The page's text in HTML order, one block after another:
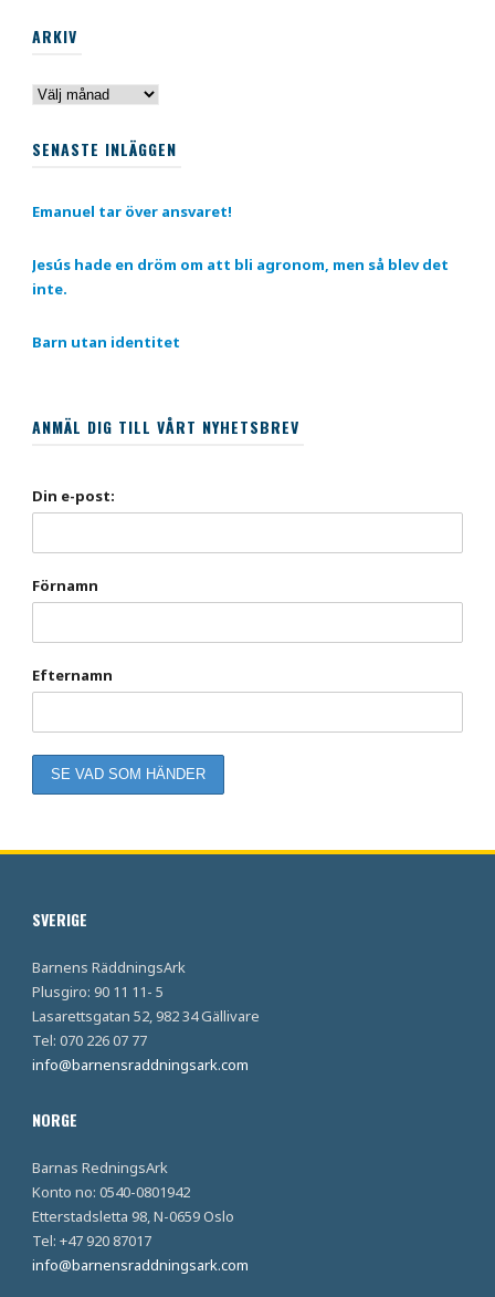
ARKIV
Arkiv
SENASTE INLÄGGEN
Emanuel tar över ansvaret!
Jesús hade en dröm om att bli agronom, men så blev det
inte.
Barn utan identitet
ANMÄL DIG TILL VÅRT NYHETSBREV
Din e-post:
Förnamn
Efternamn
SVERIGE
Barnens RäddningsArk
Plusgiro: 90 11 11- 5
Lasarettsgatan 52, 982 34 Gällivare
Tel: 070 226 07 77
info@barnensraddningsark.com
NORGE
Barnas RedningsArk
Konto no: 0540-0801942
Etterstadsletta 98, N-0659 Oslo
Tel: +47 920 87017
info@barnensraddningsark.com